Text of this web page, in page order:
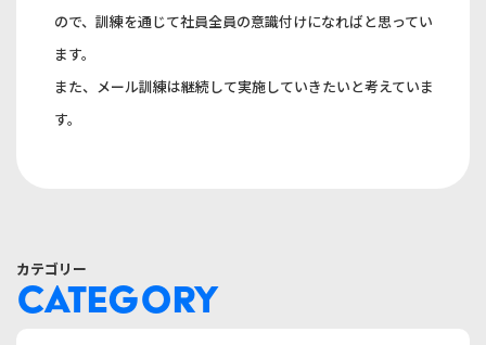
ので、訓練を通じて社員全員の意識付けになればと思ってい
ます。
また、メール訓練は継続して実施していきたいと考えていま
す。
カテゴリー
CATEGORY